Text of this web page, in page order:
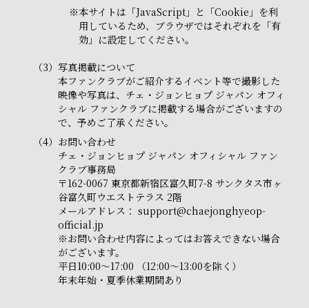
※本サイトは「JavaScript」と「Cookie」を利
用しているため、ブラウザではそれぞれを「有
効」に設定してください。
（3） 写真掲載について
本ファンクラブがご紹介するイベント等で撮影した
映像や写真は、チェ・ジョンヒョプ ジャパン オフィ
シャル ファンクラブに掲載する場合がございますの
で、予めご了承ください。
（4） お問い合わせ
チェ・ジョンヒョプ ジャパン オフィシャル ファン
クラブ事務局
〒162-0067 東京都新宿区富久町7-8 サンクタス市ヶ
谷富久町ウエストテラス 2階
メールアドレス： support@chaejonghyeop-
official.jp
※お問い合わせ内容によってはお答えできない場合
がございます。
平日10:00～17:00 （12:00～13:00を除く）
年末年始・夏季休業期間あり